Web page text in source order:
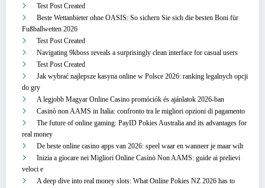
Test Post Created
Beste Wettanbieter ohne OASIS: So sichern Sie sich die besten Boni für
Fußballwetten 2026
Test Post Created
Navigating 9kboss reveals a surprisingly clean interface for casual users
Test Post Created
Jak wybrać najlepsze kasyna online w Polsce 2026: ranking legalnych opcji
do gry
A legjobb Magyar Online Casino promóciók és ajánlatok 2026-ban
Casinò non AAMS in Italia: confronto tra le migliori opzioni di pagamento
The future of online gaming: PayID Pokies Australia and its advantages for
real money
De beste online casino apps van 2026: speel waar en wanneer je maar wilt
Inizia a giocare nei Migliori Online Casinò Non AAMS: guide ai prelievi
veloci e
A deep dive into real money slots: What Online Pokies NZ 2026 has to